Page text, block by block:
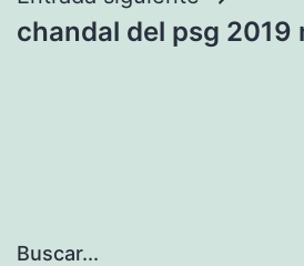
chandal del psg 2019
Buscar...